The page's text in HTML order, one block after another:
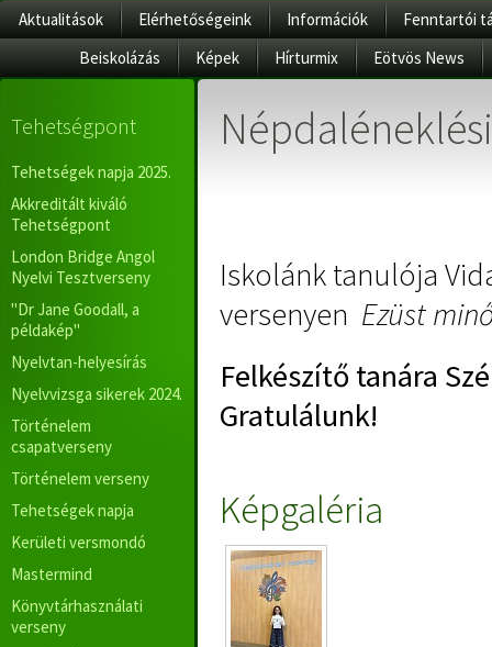
Aktualitások Elérhetőségeink Információk
Fenntartói
Beiskolázás
Képek Hírturmix Eötvös News
Tehetségpont
Tehetségek napja 2025.
Akkreditált kiváló
Tehetségpont
London Bridge Angol
Nyelvi Tesztverseny
"Dr Jane Goodall, a
példakép"
Nyelvtan-helyesírás
Nyelvvizsga sikerek 2024.
Történelem
csapatverseny
Történelem verseny
Tehetségek napja
Kerületi versmondó
Mastermind
Könyvtárhasználati
verseny
Iskolánk tanulója
versenyen Ezüst
Felkészítő tanára
Gratulálunk!
Képgaléria